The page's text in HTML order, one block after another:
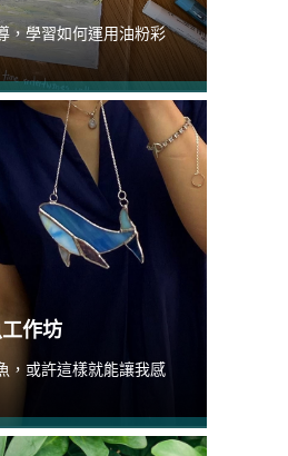
，學習如何運用油粉彩
作坊
，或許這樣就能讓我感